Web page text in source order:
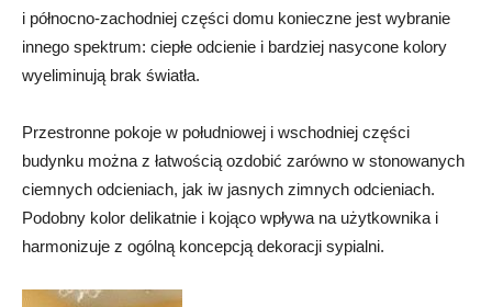
i północno-zachodniej części domu konieczne jest wybranie
innego spektrum: ciepłe odcienie i bardziej nasycone kolory
wyeliminują brak światła.
Przestronne pokoje w południowej i wschodniej części
budynku można z łatwością ozdobić zarówno w stonowanych
ciemnych odcieniach, jak iw jasnych zimnych odcieniach.
Podobny kolor delikatnie i kojąco wpływa na użytkownika i
harmonizuje z ogólną koncepcją dekoracji sypialni.